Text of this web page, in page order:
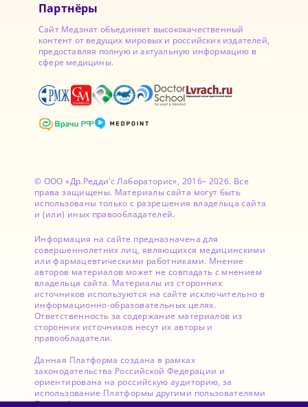
Партнёры
Сайт Медзнат объединяет высококачественный
контент от ведущих мировых и российских издателей,
предоставляя полную и актуальную информацию в
сфере медицины.
© ООО «Др.Редди’с Лабораторис», 2016– 2026. Все
права защищены. Материалы сайта могут быть
использованы только с разрешения владельца сайта
и (или) иных правообладателей.
Информация на сайте предназначена для
совершеннолетних лиц, являющихся медицинскими
или фармацевтическими работниками. Мнение
авторов материалов может не совпадать с мнением
владельца сайта. Материалы из сторонних
источников используются на сайте исключительно в
информационно-образовательных целях.
Ответственность за содержание материалов из
сторонних источников несут их авторы и
правообладатели.
Данная Платформа создана в рамках
законодательства Российской Федерации и
ориентирована на российскую аудиторию, за
использование Платформы другими пользователями
Правообладатель ответственности не несет.